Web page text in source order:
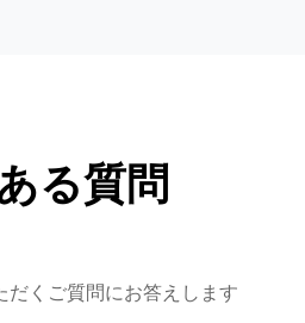
る質問
だくご質問にお答えします